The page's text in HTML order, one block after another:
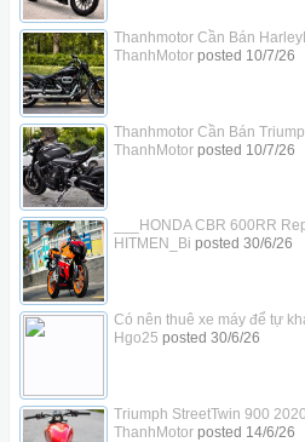
Thanhmotor Cần Bán
ThanhMotorposted 10/7/26
Thanhmotor Cần Bán
ThanhMotorposted 10/7/26
___HONDA CBR 600RR
HITMEN_Bi posted 30/6/26
Có nên thuê xe máy để tự
Hgo25 posted 30/6/26
Triumph StreetTwin 900 2020
ThanhMotorposted 14/6/26